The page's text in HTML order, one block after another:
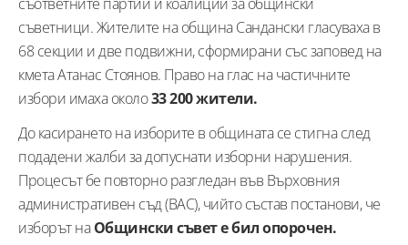
съветници. Жителите на община Сандански гласуваха в
68 секции и две подвижни, сформирани със заповед на
кмета Атанас Стоянов. Право на глас на частичните
избори имаха около33 200 жители.
До касирането на изборите в общината се стигна след
подадени жалби за допуснати изборни нарушения.
Процесът бе повторно разгледан във Върховния
административен съд (ВАС), чийто състав постанови, че
изборът наОбщински съвет е бил опорочен.